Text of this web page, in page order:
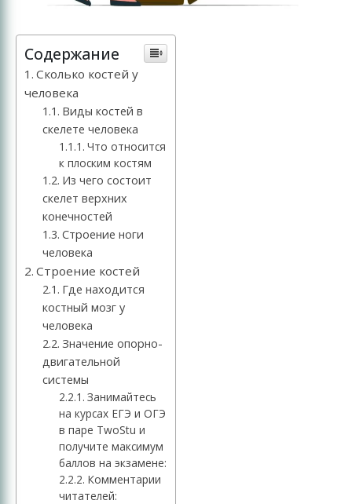
Содержание
Сколько костей у
человека
Виды костей в
скелете человека
Что относится
к плоским костям
Из чего состоит
скелет верхних
конечностей
Строение ноги
человека
Строение костей
Где находится
костный мозг у
человека
Значение опорно-
двигательной
системы
Занимайтесь
на курсах ЕГЭ и ОГЭ
в паре TwoStu и
получите максимум
баллов на экзамене:
Комментарии
читателей: